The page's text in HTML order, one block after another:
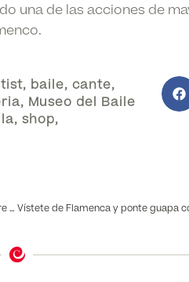
una de las acciones de
, baile, cante,
, Museo del Baile
, shop,
Obama visitará Sevilla en abril para participar en la Cumbre Mundial del Turismo… ¿Vendrá a por su guitarra al Museo del Baile Flamenco?